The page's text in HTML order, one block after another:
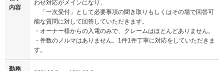
内容
わせ対応がメインになり、
「一次受付」として必要事項の聞き取りもしくはその場で回答可
能な質問に対して回答していただきます。
・オーナー様からの入電のみで、クレームはほとんどありません。
・件数のノルマはありません。1件1件丁寧に対応をしていただきま
す。
勤務